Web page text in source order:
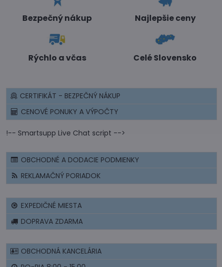
Bezpečný nákup Najlepšie ceny
Rýchlo a včas Celé Slovensko
CERTIFIKÁT - BEZPEČNÝ NÁKUP
CENOVÉ PONUKY A VÝPOČTY
!-- Smartsupp Live Chat script -->
OBCHODNÉ A DODACIE PODMIENKY
REKLAMAČNÝ PORIADOK
EXPEDIČNÉ MIESTA
DOPRAVA ZDARMA
OBCHODNÁ KANCELÁRIA